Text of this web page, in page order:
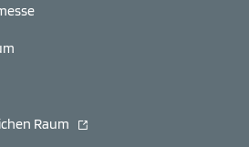
Raum (öffnet in neuem Fenster)